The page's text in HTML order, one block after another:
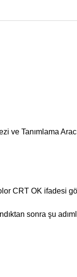
ve Tanımlama
CRT OK ifadesi
sonra şu